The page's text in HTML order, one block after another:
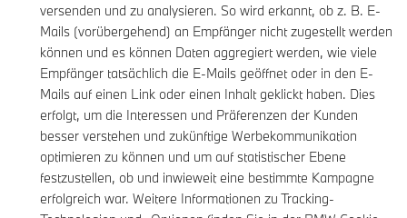
versenden und zu analysieren. So wird erkannt, ob z. B. E-
Mails (vorübergehend) an Empfänger nicht zugestellt werden
können und es können Daten aggregiert werden, wie viele
Empfänger tatsächlich die E-Mails geöffnet oder in den E-
Mails auf einen Link oder einen Inhalt geklickt haben. Dies
erfolgt, um die Interessen und Präferenzen der Kunden
besser verstehen und zukünftige Werbekommunikation
optimieren zu können und um auf statistischer Ebene
festzustellen, ob und inwieweit eine bestimmte Kampagne
erfolgreich war. Weitere Informationen zu Tracking-